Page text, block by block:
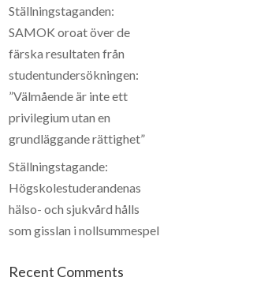
Ställningstaganden:
SAMOK oroat över de
färska resultaten från
studentundersökningen:
”Välmående är inte ett
privilegium utan en
grundläggande rättighet”
Ställningstagande:
Högskolestuderandenas
hälso- och sjukvård hålls
som gisslan i nollsummespel
Recent Comments